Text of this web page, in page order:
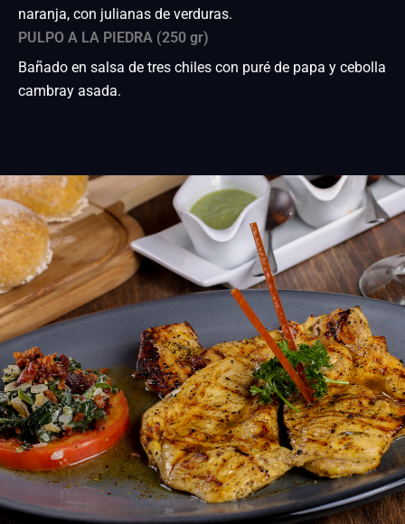
naranja, con julianas de verduras.
PULPO A LA PIEDRA (250 gr)
Bañado en salsa de tres chiles con puré de papa y cebolla
cambray asada.